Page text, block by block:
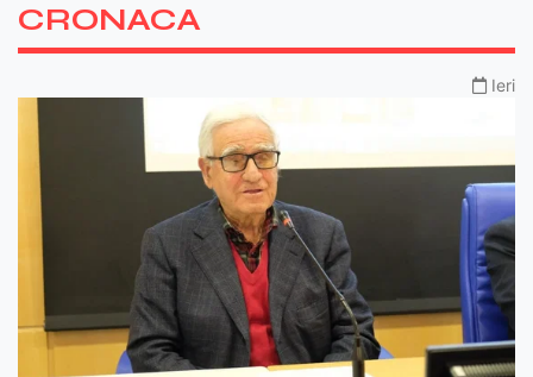
CRONACA
Ieri